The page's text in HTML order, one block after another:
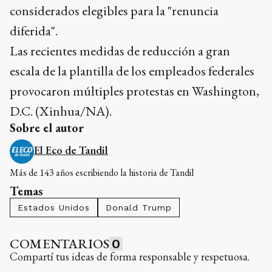
considerados elegibles para la "renuncia
diferida".
Las recientes medidas de reducción a gran
escala de la plantilla de los empleados federales
provocaron múltiples protestas en Washington,
D.C. (Xinhua/NA).
Sobre el autor
El Eco de Tandil
Más de 143 años escribiendo la historia de Tandil
Temas
Estados Unidos Donald Trump
COMENTARIOS 0
Compartí tus ideas de forma responsable y respetuosa.